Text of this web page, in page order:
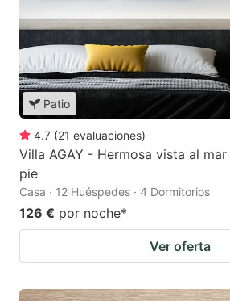
Patio
4.7 (21 evaluaciones)
Villa AGAY - Hermosa vista al
pie
Casa · 12 Huéspedes · 4 Dormitorios
126 € por noche*
Ver oferta